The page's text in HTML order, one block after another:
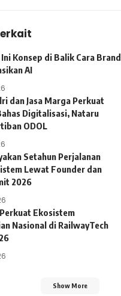
Ini Konsep di Balik Cara Brand
AI
dan Jasa Marga Perkuat
Digitalisasi, Nataru
ODOL
Setahun Perjalanan
Lewat Founder dan
2026
Ekosistem
Nasional di RailwayTech
Show More